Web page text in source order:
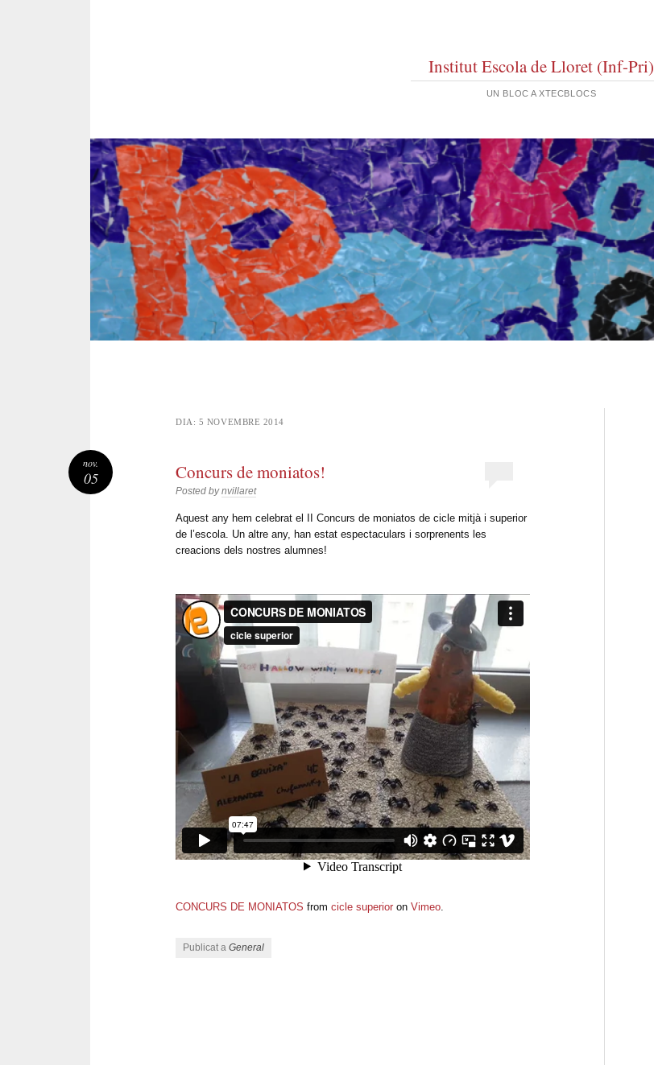
Institut Escola de Lloret (Inf-Pri)
UN BLOC A XTECBLOCS
DIA: 5 NOVEMBRE 2014
Concurs de moniatos!
Posted bynvillaret
Aquest any hem celebrat el II Concurs de moniatos de cicle mitjà i superior
de l’escola. Un altre any, han estat espectaculars i sorprenents les
creacions dels nostres alumnes!
CONCURS DE MONIATOS from cicle superior on Vimeo
Publicat a General
nov.
05